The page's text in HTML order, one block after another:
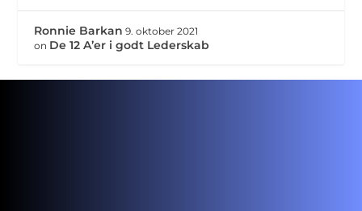
Ronnie Barkan 9. oktober 2021
on De 12 A’er i godt Lederskab